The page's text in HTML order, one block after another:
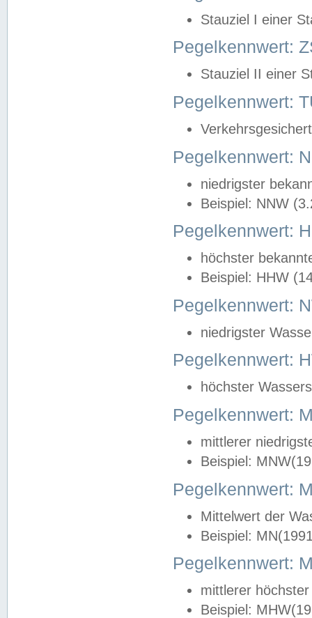
Stauziel I einer
Pegelkennwert:
Stauziel II einer
Pegelkennwert:
Pegelkennwert:
niedrigster
Beispiel: NNW
Pegelkennwert:
höchster
Beispiel: HHW
Pegelkennwert:
niedrigster
Pegelkennwert:
höchster
Pegelkennwert:
mittlerer
Beispiel:
Pegelkennwert:
Mittelwert der
Beispiel:
Pegelkennwert:
mittlerer
Beispiel: